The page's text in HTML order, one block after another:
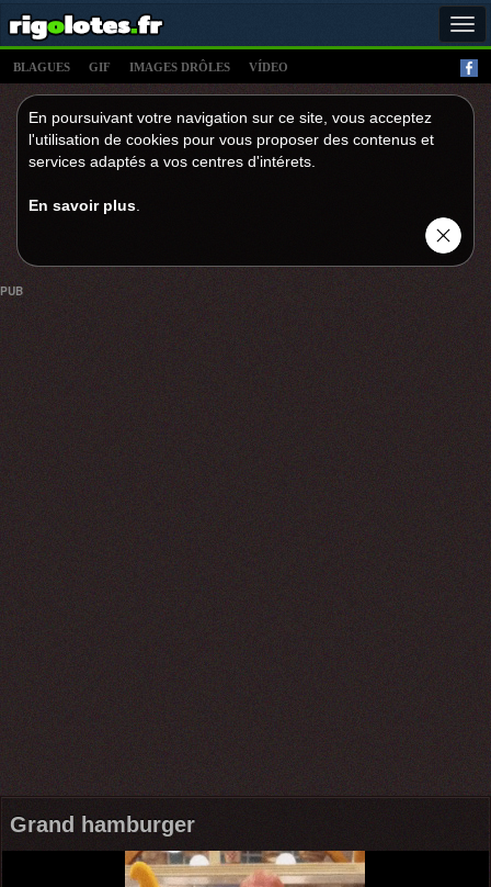
BLAGUES GIF IMAGES DRÔLES VÍDEO
En poursuivant votre navigation sur ce site, vous acceptez
l'utilisation de cookies pour vous proposer des contenus et
services adaptés a vos centres d'intérets.
En savoir plus
PUB
Grand hamburger